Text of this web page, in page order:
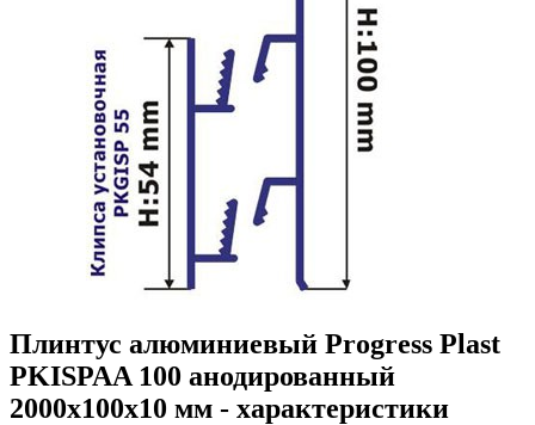
Плинтус алюминиевый Progress Plast
PKISPAA 100 анодированный
2000х100х10 мм - характеристики